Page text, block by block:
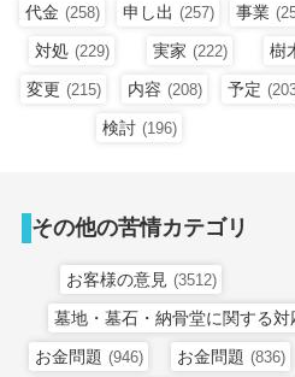
代金 (258) 申し出 (257) 事業
対処 (229) 実家 (222) 樹
変更 (215) 内容 (208) 予定
検討 (196)
その他の苦情カテゴリ
お客様の意見 (3512)
墓地・墓石・納骨堂に関する
お金問題 (946) お金問題 (836)